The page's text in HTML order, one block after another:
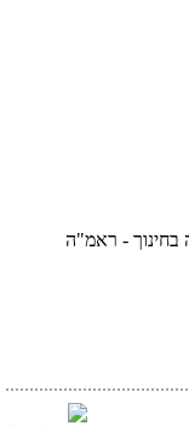
בחינוך - ראמ"ה